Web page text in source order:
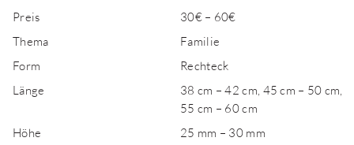
Preis
30€ – 60€
Thema
Familie
Form
Rechteck
Länge
38 cm – 42 cm, 45 cm – 50 cm,
55 cm – 60 cm
Höhe
25 mm – 30 mm